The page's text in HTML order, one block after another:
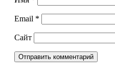
Email *
Сайт